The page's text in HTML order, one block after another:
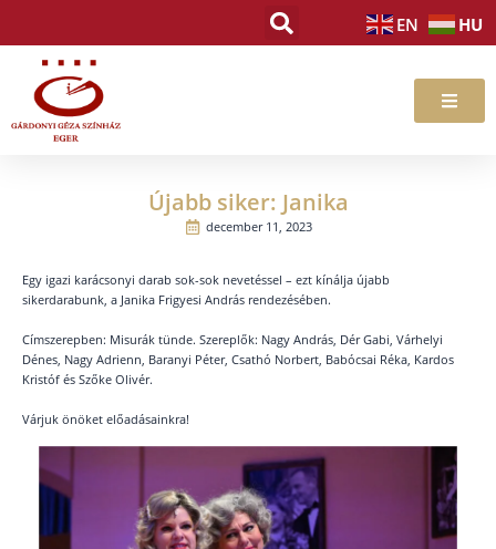
content
EN HU
Újabb siker: Janika
december 11, 2023
Egy igazi karácsonyi darab sok-sok nevetéssel – ezt kínálja újabb
sikerdarabunk, a Janika Frigyesi András rendezésében.
Címszerepben: Misurák tünde. Szereplők: Nagy András, Dér Gabi, Várhelyi
Dénes, Nagy Adrienn, Baranyi Péter, Csathó Norbert, Babócsai Réka, Kardos
Kristóf és Szőke Olivér.
Várjuk önöket előadásainkra!